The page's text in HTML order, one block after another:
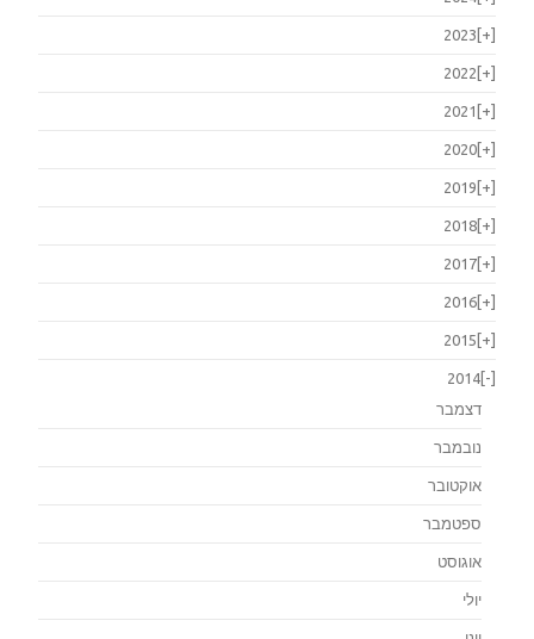
[+]
2023
[+]
2022
[+]
2021
[+]
2020
[+]
2019
[+]
2018
[+]
2017
[+]
2016
[+]
2015
[-]
2014
דצמבר
נובמבר
אוקטובר
ספטמבר
אוגוסט
יולי